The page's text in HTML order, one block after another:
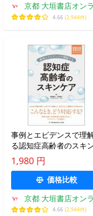
京都 大垣書店オン
ン
4.66 (2,944件)
事例とエビデンスで理
る認知症高齢者のスキ
ア / 野島陽子
1,980 円
価格比較
京都 大垣書店オン
ン
4.66 (2,944件)